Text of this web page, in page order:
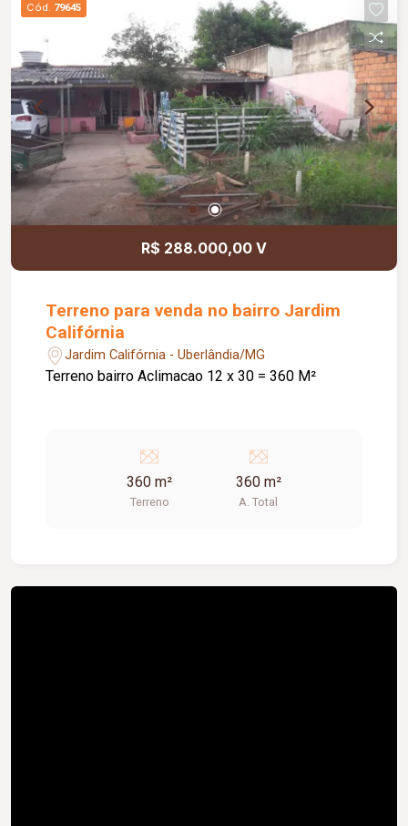
Cód. 79645
R$ 288.000,00 V
Terreno para venda no bairro Jardim
Califórnia
Jardim Califórnia - Uberlândia/MG
Terreno bairro Aclimacao 12 x 30 = 360 M²
360 m²
Terreno
360 m²
A. Total